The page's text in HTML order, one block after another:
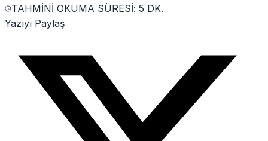
TAHMİNİ OKUMA SÜRESİ: 5 DK.
Yazıyı Paylaş